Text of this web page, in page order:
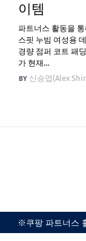
이템
파트너스 활동을
스핏 누빔 여성용
경량 점퍼 코트 패
가 현재…
신승엽(Alex
※쿠팡 파트너스